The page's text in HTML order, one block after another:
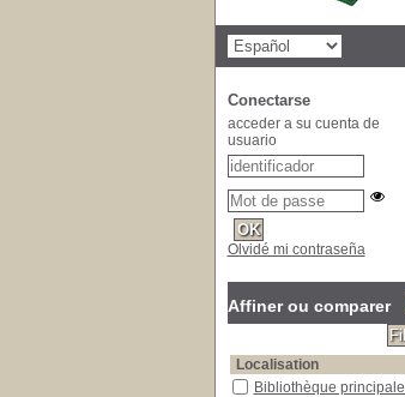
Conectarse
acceder a su cuenta de
usuario
Olvidé mi contraseña
Affiner ou comparer
Localisation
Bibliothèque principale
Bibliothèque principale